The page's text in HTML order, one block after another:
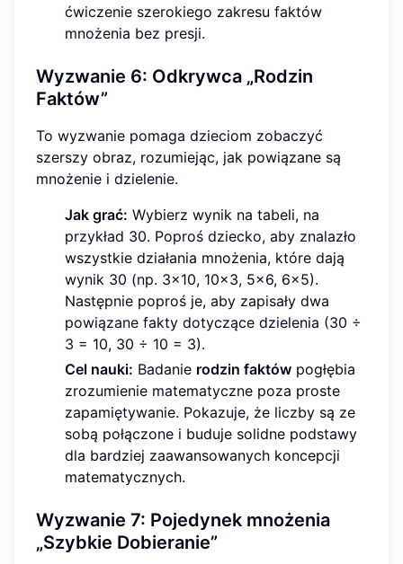
ćwiczenie szerokiego zakresu faktów
mnożenia bez presji.
Wyzwanie 6: Odkrywca „Rodzin
Faktów”
To wyzwanie pomaga dzieciom zobaczyć
szerszy obraz, rozumiejąc, jak powiązane są
mnożenie i dzielenie.
Jak grać: Wybierz wynik na tabeli, na
przykład 30. Poproś dziecko, aby znalazło
wszystkie działania mnożenia, które dają
wynik 30 (np. 3x10, 10x3, 5x6, 6x5).
Następnie poproś je, aby zapisały dwa
powiązane fakty dotyczące dzielenia (30 ÷
3 = 10, 30 ÷ 10 = 3).
Cel nauki: Badanie rodzin faktów pogłębia
zrozumienie matematyczne poza proste
zapamiętywanie. Pokazuje, że liczby są ze
sobą połączone i buduje solidne podstawy
dla bardziej zaawansowanych koncepcji
matematycznych.
Wyzwanie 7: Pojedynek mnożenia
„Szybkie Dobieranie”